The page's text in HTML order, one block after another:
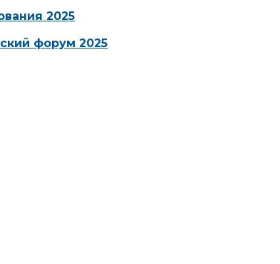
2025
форум 2025